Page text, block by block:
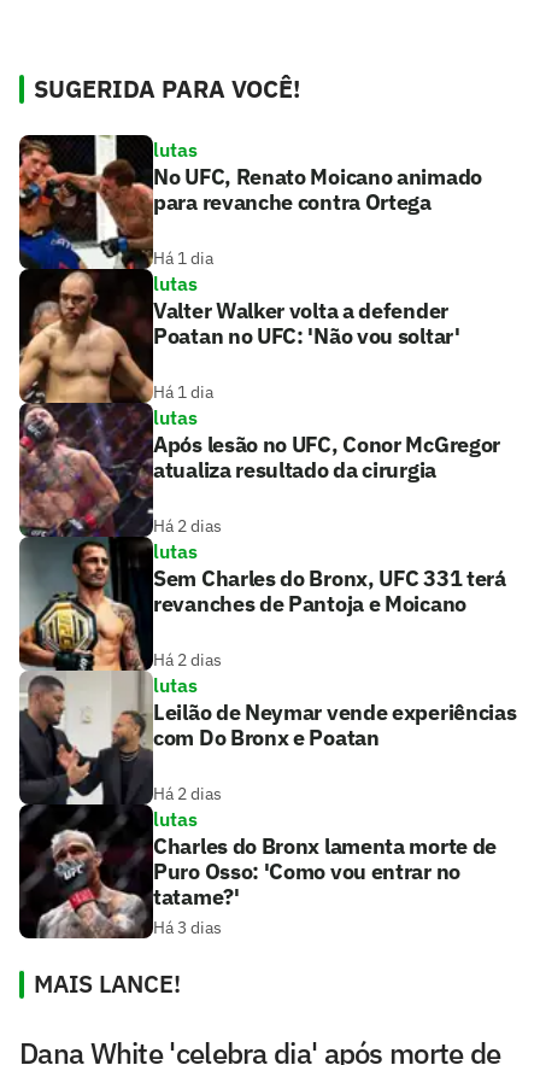
SUGERIDA PARA VOCÊ!
lutas
No UFC, Renato Moicano animado
para revanche contra Ortega
Há 1 dia
lutas
Valter Walker volta a defender
Poatan no UFC: 'Não vou soltar'
Há 1 dia
lutas
Após lesão no UFC, Conor McGregor
atualiza resultado da cirurgia
Há 2 dias
lutas
Sem Charles do Bronx, UFC 331 terá
revanches de Pantoja e Moicano
Há 2 dias
lutas
Leilão de Neymar vende experiências
com Do Bronx e Poatan
Há 2 dias
lutas
Charles do Bronx lamenta morte de
Puro Osso: 'Como vou entrar no
tatame?'
Há 3 dias
MAIS LANCE!
Dana White 'celebra dia' após morte de